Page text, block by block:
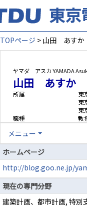
TOPページ > 山田 あすか
ヤマダ アスカ YAMADA
山田 あすか
所属
東
東
東
職種
教
メニュー
ホームページ
http://blog.goo.ne.jp/
現在の専門分野
建築計画、都市計画, 特別